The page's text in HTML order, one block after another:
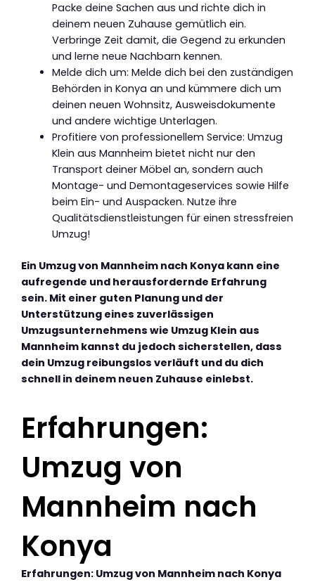
Packe deine Sachen aus und richte dich in
deinem neuen Zuhause gemütlich ein.
Verbringe Zeit damit, die Gegend zu erkunden
und lerne neue Nachbarn kennen.
Melde dich um: Melde dich bei den zuständigen
Behörden in Konya an und kümmere dich um
deinen neuen Wohnsitz, Ausweisdokumente
und andere wichtige Unterlagen.
Profitiere von professionellem Service: Umzug
Klein aus Mannheim bietet nicht nur den
Transport deiner Möbel an, sondern auch
Montage- und Demontageservices sowie Hilfe
beim Ein- und Auspacken. Nutze ihre
Qualitätsdienstleistungen für einen stressfreien
Umzug!
Ein Umzug von Mannheim nach Konya kann eine
aufregende und herausfordernde Erfahrung
sein. Mit einer guten Planung und der
Unterstützung eines zuverlässigen
Umzugsunternehmens wie Umzug Klein aus
Mannheim kannst du jedoch sicherstellen, dass
dein Umzug reibungslos verläuft und du dich
schnell in deinem neuen Zuhause einlebst.
Erfahrungen:
Umzug von
Mannheim nach
Konya
Erfahrungen: Umzug von Mannheim nach Konya